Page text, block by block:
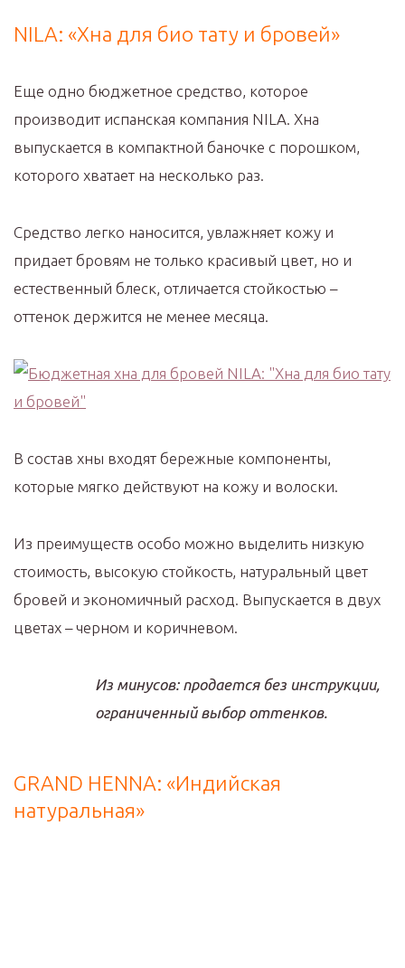
NILA: «Хна для био тату и бровей»
Еще одно бюджетное средство, которое
производит испанская компания NILA. Хна
выпускается в компактной баночке с порошком,
которого хватает на несколько раз.
Средство легко наносится, увлажняет кожу и
придает бровям не только красивый цвет, но и
естественный блеск, отличается стойкостью –
оттенок держится не менее месяца.
В состав хны входят бережные компоненты,
которые мягко действуют на кожу и волоски.
Из преимуществ особо можно выделить низкую
стоимость, высокую стойкость, натуральный цвет
бровей и экономичный расход. Выпускается в двух
цветах – черном и коричневом.
Из минусов: продается без инструкции,
ограниченный выбор оттенков.
GRAND HENNA: «Индийская
натуральная»